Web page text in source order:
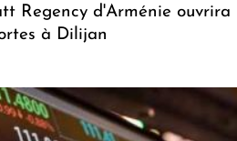
Regency d'Arménie ouvrira
à Dilijan